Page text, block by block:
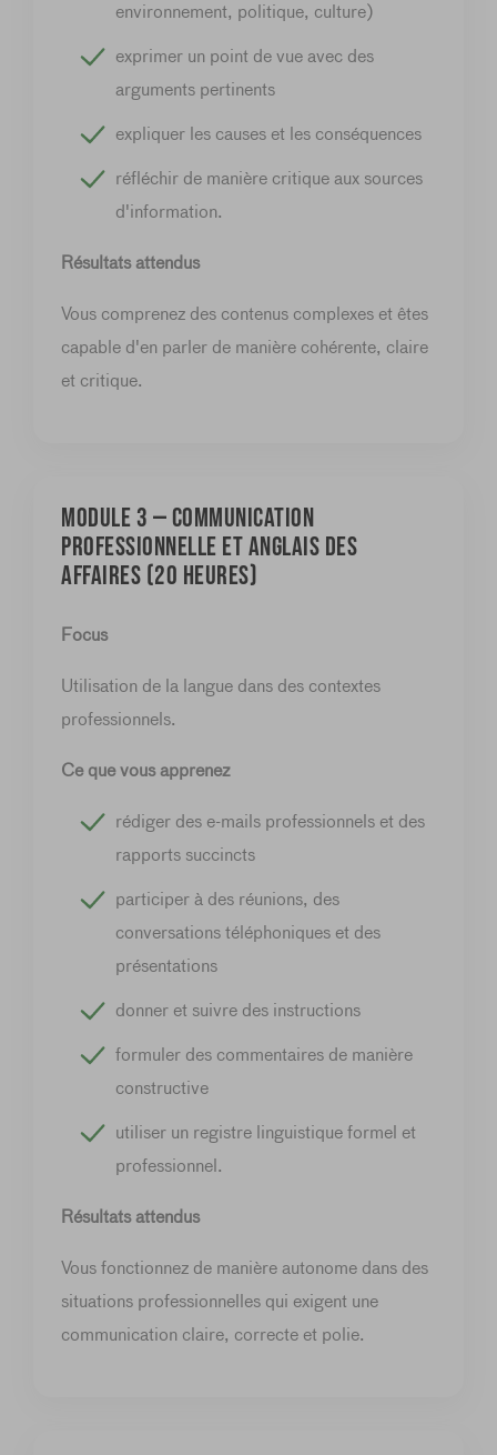
environnement, politique, culture)
exprimer un point de vue avec des
arguments pertinents
expliquer les causes et les conséquences
réfléchir de manière critique aux sources
d'information.
Résultats attendus
Vous comprenez des contenus complexes et êtes
capable d'en parler de manière cohérente, claire
et critique.
MODULE 3 — Communication
professionnelle et anglais des
affaires (20 heures)
Focus
Utilisation de la langue dans des contextes
professionnels.
Ce que vous apprenez
rédiger des e-mails professionnels et des
rapports succincts
participer à des réunions, des
conversations téléphoniques et des
présentations
donner et suivre des instructions
formuler des commentaires de manière
constructive
utiliser un registre linguistique formel et
professionnel.
Résultats attendus
Vous fonctionnez de manière autonome dans des
situations professionnelles qui exigent une
communication claire, correcte et polie.